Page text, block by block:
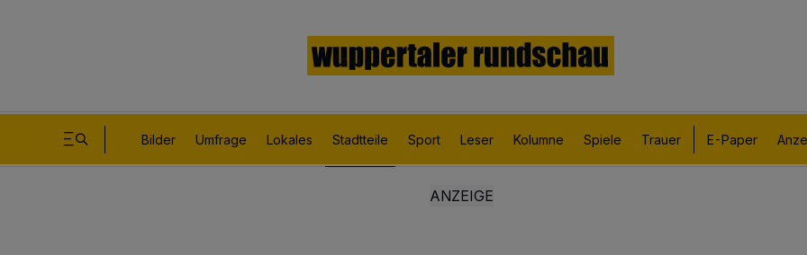
Bilder Umfrage Lokales Stadtteile Sport Leser Kolumne Spiele Trauer E-Paper